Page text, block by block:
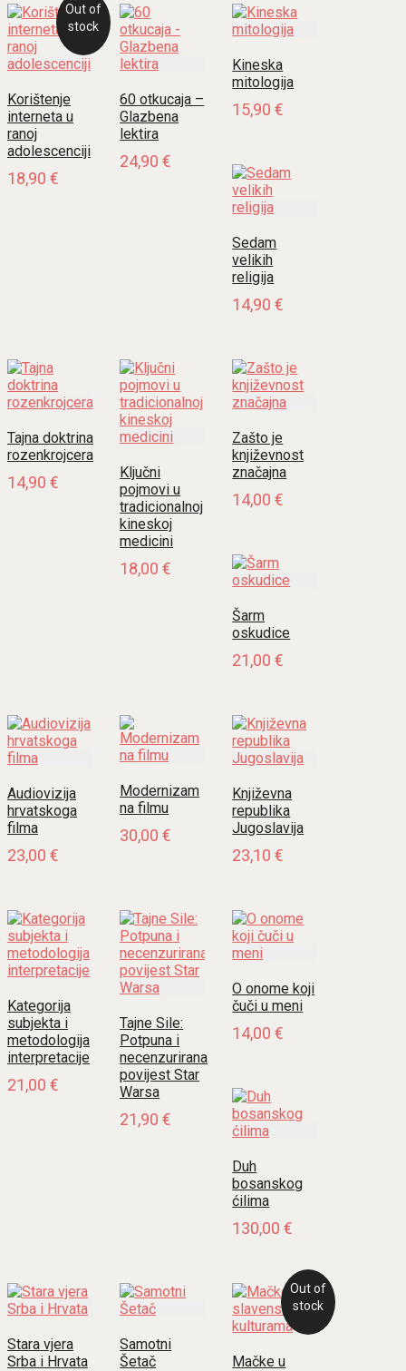
Out of
stock
Korištenje
interneta u
ranoj
adolescenciji
18,90 €
60 otkucaja –
Glazbena
lektira
24,90€
Kineska
mitologija
15,90€
Sedam
velikih
religija
14,90€
Tajna doktrina
rozenkrojcera
14,90 €
Ključni
pojmovi u
tradicionalnoj
kineskoj
medicini
18,00€
Zašto je
književnost
značajna
14,00€
Šarm
oskudice
21,00€
Audiovizija
hrvatskoga
filma
23,00 €
Modernizam
na filmu
30,00€
Književna
republika
Jugoslavija
23,10€
Kategorija
subjekta i
metodologija
interpretacije
21,00 €
Tajne Sile:
Potpuna i
necenzurirana
povijest Star
Warsa
21,90€
O onome koji
čuči u meni
14,00€
Duh
bosanskog
ćilima
130,00€
Stara vjera
Srba i Hrvata
Samotni
Šetač
Out of
stock
Mačke u